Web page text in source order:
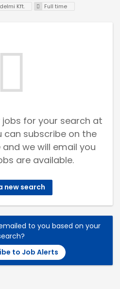
Kft.
Full time
for your search at
can subscribe on the
we will email you
are available.
new search
to you based on your
to Job Alerts